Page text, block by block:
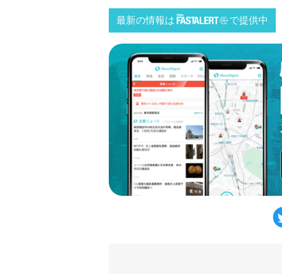
最新の情報は で提供中